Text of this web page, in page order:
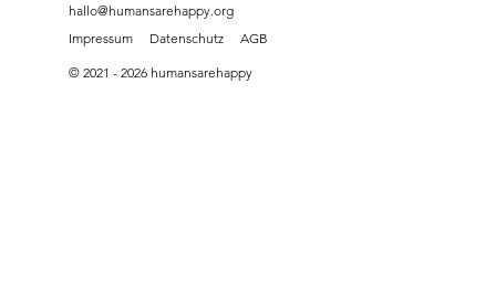
hallo@humansarehappy.org
Impressum
Datenschutz AGB
© 2021 - 2026 humansarehappy